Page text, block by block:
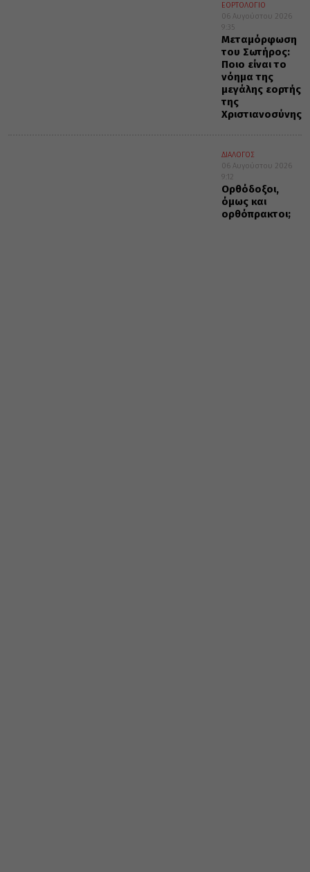
ΕΟΡΤΟΛΟΓΙΟ
06 Αυγούστου 2026
9:35
Μεταμόρφωση
του Σωτήρος:
Ποιο είναι το
νόημα της
μεγάλης εορτής
της
Χριστιανοσύνης
ΔΙΑΛΟΓΟΣ
06 Αυγούστου 2026
9:12
Ορθόδοξοι,
όμως και
ορθόπρακτοι;